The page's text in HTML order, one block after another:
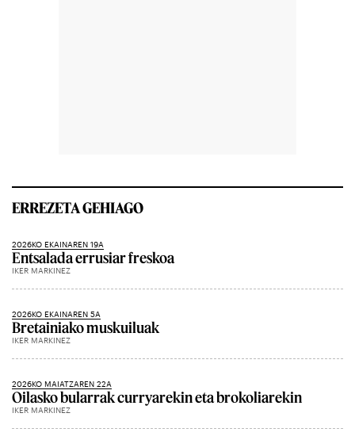
ERREZETA GEHIAGO
2026KO EKAINAREN 19A
Entsalada errusiar freskoa
IKER MARKINEZ
2026KO EKAINAREN 5A
Bretainiako muskuiluak
IKER MARKINEZ
2026KO MAIATZAREN 22A
Oilasko bularrak curryarekin eta brokoliarekin
IKER MARKINEZ